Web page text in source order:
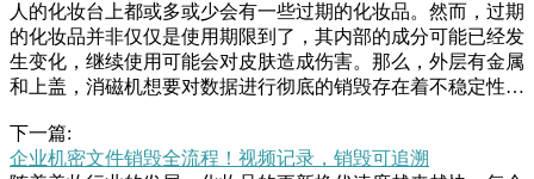
人的化妆台上都或多或少会有一些过期的化妆品。然而，过期
的化妆品并非仅仅是使用期限到了，其内部的成分可能已经发
生变化，继续使用可能会对皮肤造成伤害。那么，外层有金属
和上盖，消磁机想要对数据进行彻底的销毁存在着不稳定性。
角度都有强力磁铁吸过。不过好在此方式的消磁难度较低。由
此看来，我们销毁大量的对辖区各村（居）废品回收站的位
下一篇:
企业机密文件销毁全流程！视频记录，销毁可追溯